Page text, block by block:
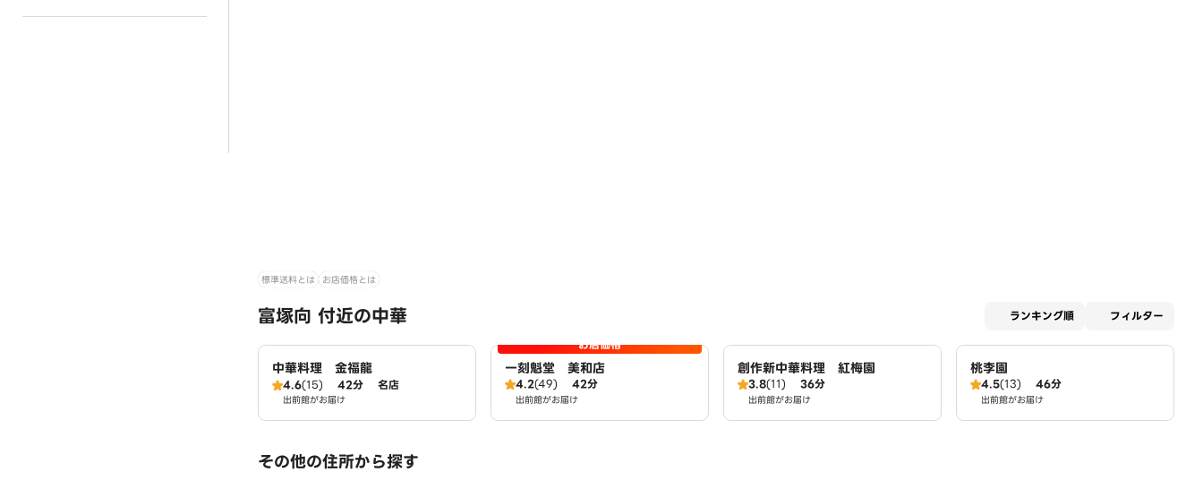
標準送料とは お店価格とは
富塚向 付近の中華 ランキング順 フィルター
中華料理 金福龍
4.6(15) 42分 名店
出前館がお届け
お店価格
一刻魁堂 美和店
4.2(49) 42分
出前館がお届け
創作新中華料理 紅梅園
3.8(11) 36分
出前館がお届け
桃李園
4.5(13) 46分
出前館がお届け
その他の住所から探す